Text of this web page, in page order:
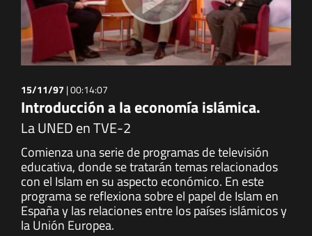
15/11/97 |00:14:07
Introducción a la economía islámica.
La UNED en TVE-2
Comienza una serie de programas de televisión
educativa, donde se tratarán temas relacionados
con el Islam en su aspecto económico. En este
programa se reflexiona sobre el papel de Islam en
España y las relaciones entre los países islámicos y
la Unión Europea.